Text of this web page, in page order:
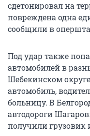
сдетонировал на
повреждена одна
сообщили в
Под удар также
автомобилей в
Шебекинском
автомобиль,
больницу. В
автодороги
получили грузовик